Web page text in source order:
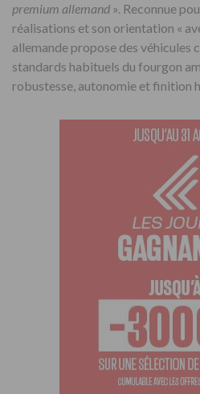
premium allemand ». Reconnue
réalisations et son orientation «
allemande propose des véhicules
standards habituels du fourgon
robustesse, autonomie et finition